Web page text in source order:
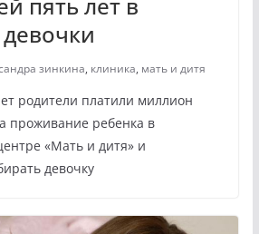
зинкина, клиника, мать и дитя
родители платили миллион
проживание ребенка в
«Мать и дитя» и
девочку